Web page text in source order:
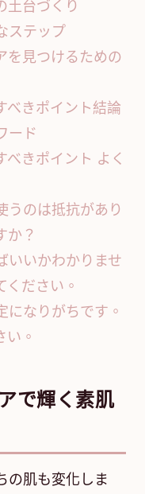
土台づくり
ステップ
を見つけるための
べきポイント結論
ード
きポイント よく
うのは抵抗があり
か？
いいかわかりませ
ださい。
になりがちです。
。
で輝く素肌
の肌も変化しま